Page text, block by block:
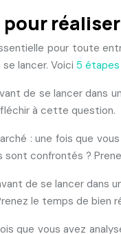
pour toute
lancer. Voici 5 étapes
de se lancer
à cette question.
: une fois que
sont confrontés ?
de se lancer dans
le temps de bien
que vous avez